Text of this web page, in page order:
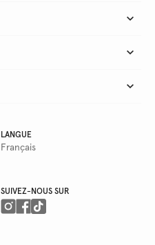
LANGUE
Français
SUIVEZ-NOUS SUR